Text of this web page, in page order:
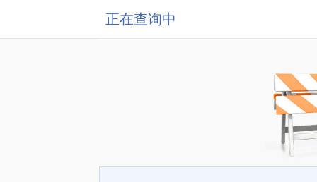
正在查询中